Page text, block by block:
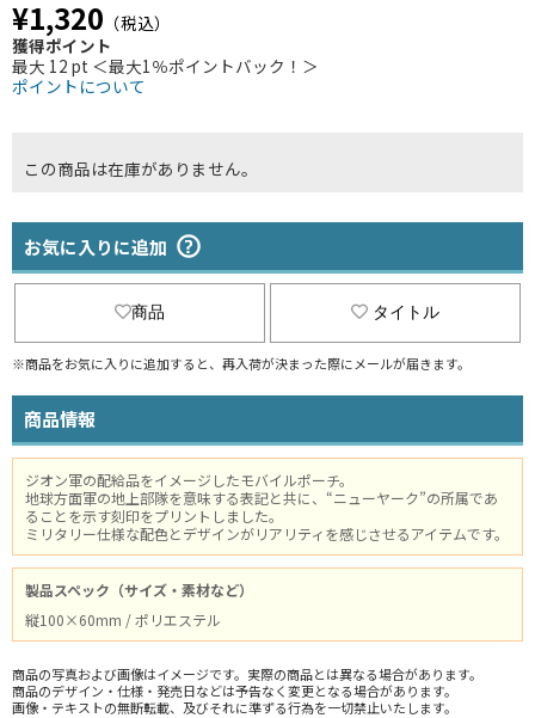
¥1,320 （税込）
獲得ポイント
最大 12 pt ＜最大1％ポイントバック！＞
ポイントについて
この商品は在庫がありません。
お気に入りに追加
商品 タイトル
※商品をお気に入りに追加すると、再入荷が決まった際にメールが届きます。
商品情報
ジオン軍の配給品をイメージしたモバイルポーチ。
地球方面軍の地上部隊を意味する表記と共に、“ニューヤーク”の所属であ
ることを示す刻印をプリントしました。
ミリタリー仕様な配色とデザインがリアリティを感じさせるアイテムです。
製品スペック（サイズ・素材など）
縦100×60mm / ポリエステル
商品の写真および画像はイメージです。実際の商品とは異なる場合があります。
商品のデザイン・仕様・発売日などは予告なく変更となる場合があります。
画像・テキストの無断転載、及びそれに準ずる行為を一切禁止いたします。